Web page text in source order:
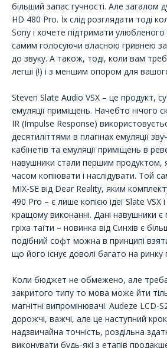
більший запас гучності. Але
HD 480 Pro. Їх слід розглядати тоді
Sony і хочете підтримати
самим голосуючи власною гривнею за
до звуку. А також, тоді, коли вам
легші (!) і з меншим опором для
Steven Slate Audio VSX – це продукт,
емуляції приміщень. Начебто нічого
IR (Impulse Response)
десятиліттями в плагінах емуляції
кабінетів та емуляції приміщень в
навушники стали першим продуктом,
часом копіювати і наслідувати. Той
MIX-SE від Dear Reality, яким
490 Pro – є лише копією ідеї Slate VSX
кращому виконанні. Дані навушники є
гріха таїти – новинка від Синхів є
подібний софт можна в принципі
що його існує доволі багато на ринку
Коли бюджет не обмежено, але
закритого типу то мова може йти
магнітні випромінювачі. Audeze LCD-
дорожчі, важчі, але це наступний крок
надзвичайна точність, роздільна
виконувати будь-які з етапів